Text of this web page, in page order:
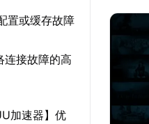
置或缓存故障
连接故障的高
加速器】优